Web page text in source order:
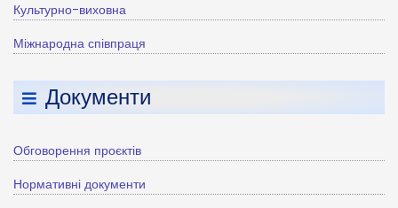
Культурно-виховна
Міжнародна співпраця
Документи
Обговорення проєктів
Нормативні документи